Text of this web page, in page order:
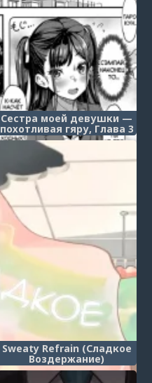
Сестра моей девушки —
похотливая гяру, Глава 3
(Kanojo no Imouto wa
Nikushoku-kei Gal 3)
Sweaty Refrain (Сладкое
Воздержание)